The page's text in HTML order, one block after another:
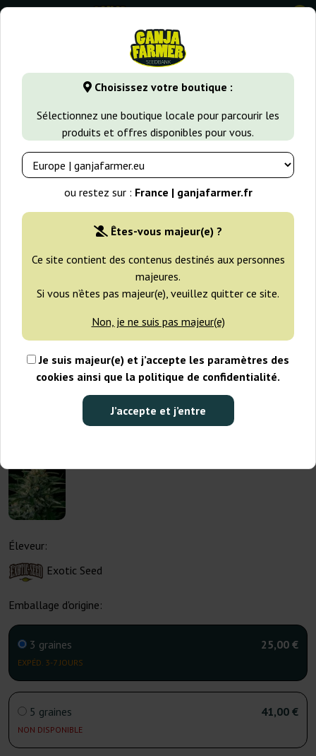
Choisissez votre boutique :
Sélectionnez une boutique locale pour parcourir les
produits et offres disponibles pour vous.
ou restez sur : France | ganjafarmer.fr
Êtes-vous majeur(e) ?
Ce site contient des contenus destinés aux personnes
majeures.
Si vous n’êtes pas majeur(e), veuillez quitter ce site.
Non, je ne suis pas majeur(e)
Je suis majeur(e) et j’accepte les paramètres des
cookies ainsi que la politique de confidentialité.
J’accepte et j’entre
0
GanjaFarmer.fr Variétés de Cannabis White Widow
Éleveur:
Exotic Seed
Emballage d'origine:
3 graines
EXPÉD. 3-7 JOURS
25,00 €
5 graines
NON DISPONIBLE
41,00 €